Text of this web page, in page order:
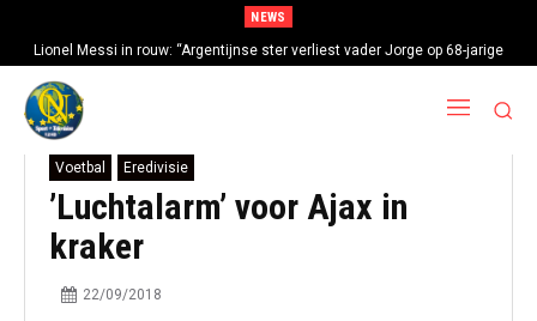
NEWS
Lionel Messi in rouw: “Argentijnse ster verliest vader Jorge op 68-jarige
leeftijd na gezondheidsproblemen”
Voetbal Eredivisie
’Luchtalarm’ voor Ajax in
kraker
22/09/2018